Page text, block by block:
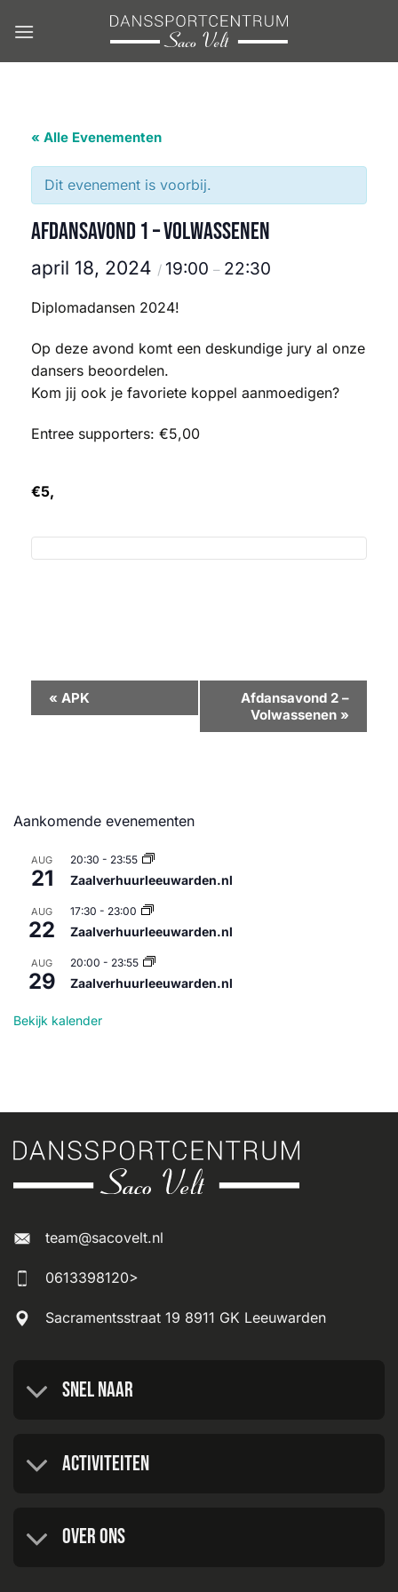
naar
« Alle Evenementen
Dit evenement is voorbij.
Afdansavond 1 – Volwassenen
april 18, 2024 / 19:00 – 22:30
Diplomadansen 2024!
Op deze avond komt een deskundige jury al onze
dansers beoordelen.
Kom jij ook je favoriete koppel aanmoedigen?
Entree supporters: €5,00
€5,
Evenement
« APK
Afdansavond 2 –
Volwassenen »
Aankomende evenementen
AUG
21
20:30 - 23:55
Zaalverhuurleeuwarden.nl
AUG
22
17:30 - 23:00
Zaalverhuurleeuwarden.nl
AUG
29
20:00 - 23:55
Zaalverhuurleeuwarden.nl
Bekijk kalender
team@sacovelt.nl
0613398120>
Sacramentsstraat 19 8911 GK Leeuwarden
Snel naar
Activiteiten
Over ons